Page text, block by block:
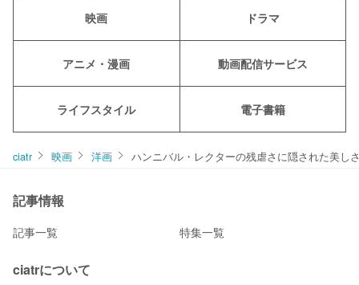
映画 ドラマ
アニメ・漫画 動画配信サービス
ライフスタイル 電子書籍
ciatr 映画 洋画 ハンニバル・レクターの残虐さに隠された美
記事情報
記事一覧 特集一覧
ciatrについて